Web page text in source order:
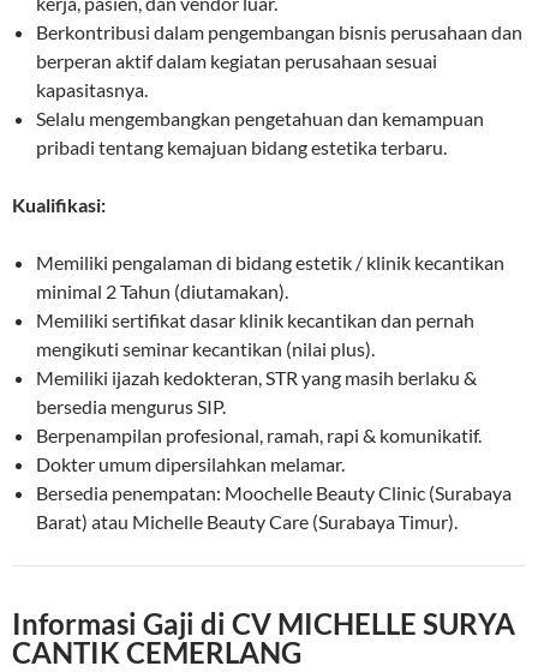
Berkontribusi dalam pengembangan bisnis perusahaan dan
berperan aktif dalam kegiatan perusahaan sesuai
kapasitasnya.
Selalu mengembangkan pengetahuan dan kemampuan
pribadi tentang kemajuan bidang estetika terbaru.
Kualifikasi:
Memiliki pengalaman di bidang estetik / klinik kecantikan
minimal 2 Tahun (diutamakan).
Memiliki sertifikat dasar klinik kecantikan dan pernah
mengikuti seminar kecantikan (nilai plus).
Memiliki ijazah kedokteran, STR yang masih berlaku &
bersedia mengurus SIP.
Berpenampilan profesional, ramah, rapi & komunikatif.
Dokter umum dipersilahkan melamar.
Bersedia penempatan: Moochelle Beauty Clinic (Surabaya
Barat) atau Michelle Beauty Care (Surabaya Timur).
Informasi Gaji di CV MICHELLE SURYA
CANTIK CEMERLANG